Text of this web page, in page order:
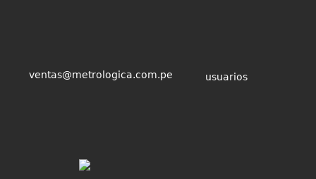
ventas@metrologica.com.pe usuarios